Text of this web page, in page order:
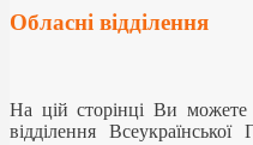
Обласні відділення
На цій сторінці Ви можете
відділення